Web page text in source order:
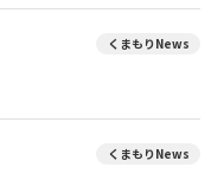
くまもりNews
くまもりNews